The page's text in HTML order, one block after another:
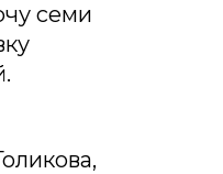
семи